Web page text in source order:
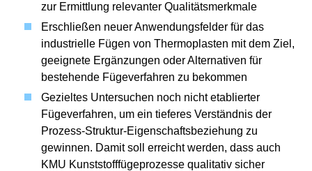
zur Ermittlung relevanter Qualitätsmerkmale
Erschließen neuer Anwendungsfelder für das
industrielle Fügen von Thermoplasten mit dem Ziel,
geeignete Ergänzungen oder Alternativen für
bestehende Fügeverfahren zu bekommen
Gezieltes Untersuchen noch nicht etablierter
Fügeverfahren, um ein tieferes Verständnis der
Prozess-Struktur-Eigenschaftsbeziehung zu
gewinnen. Damit soll erreicht werden, dass auch
KMU Kunststofffügeprozesse qualitativ sicher